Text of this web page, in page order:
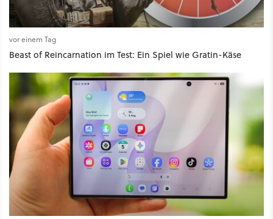
vor einem Tag
Beast of Reincarnation im Test: Ein Spiel wie Gratin-Käse